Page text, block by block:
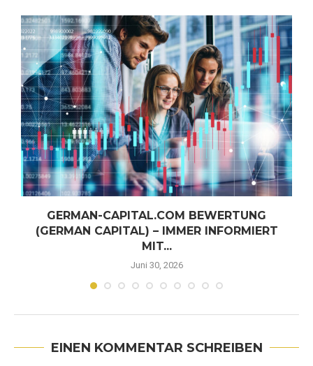
GERMAN-CAPITAL.COM BEWERTUNG
(GERMAN CAPITAL) – IMMER INFORMIERT
MIT...
Juni 30, 2026
EINEN KOMMENTAR SCHREIBEN